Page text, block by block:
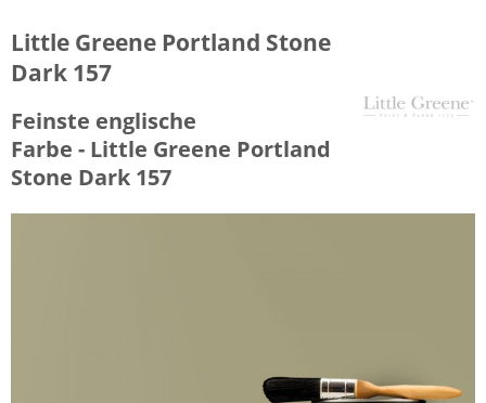
Little Greene Portland Stone
Dark 157
Feinste englische
Farbe - Little Greene Portland
Stone Dark 157